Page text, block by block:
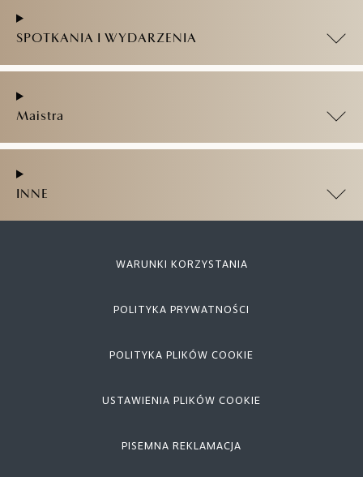
SPOTKANIA I WYDARZENIA
Maistra
INNE
WARUNKI KORZYSTANIA
POLITYKA PRYWATNOŚCI
POLITYKA PLIKÓW COOKIE
USTAWIENIA PLIKÓW COOKIE
PISEMNA REKLAMACJA